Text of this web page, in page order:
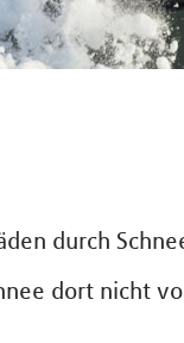
durch
dort nicht